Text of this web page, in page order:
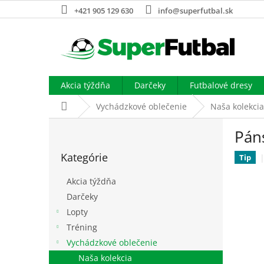
na
+421 905 129 630 info@superfutbal.sk
Akcia týždňa Darčeky Futbalové dresy
DomovVychádzkové oblečenie Naša kolekcia
kategórie
Kategórie
Akcia týždňa
Darčeky
Lopty
Tréning
Vychádzkové oblečenie
Naša kolekcia
Tip